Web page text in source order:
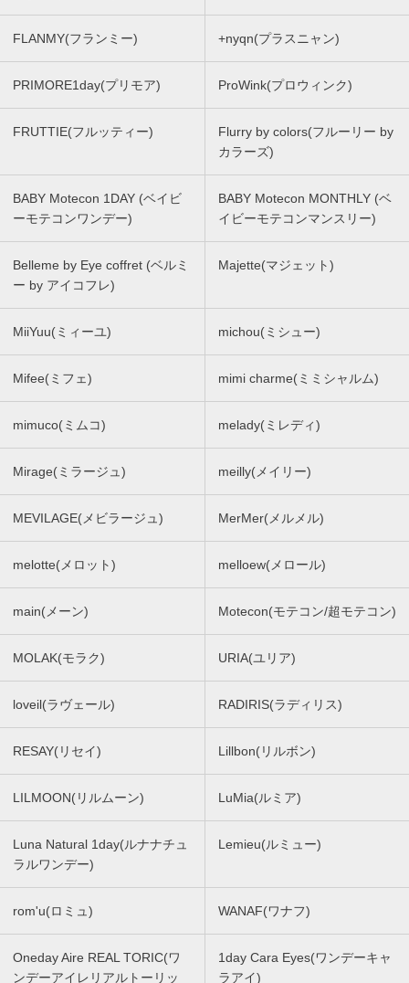
FLANMY(フランミー) +nyqn(プラスニャン)
PRIMORE1day(プリモア) ProWink(プロウィンク)
FRUTTIE(フルッティー)
Flurry by colors(フルーリー by
カラーズ)
BABY Motecon 1DAY (ベイビ
ーモテコンワンデー)
BABY Motecon MONTHLY (ベ
イビーモテコンマンスリー)
Belleme by Eye coffret (ベルミ
ー by アイコフレ)
Majette(マジェット)
MiiYuu(ミィーユ) michou(ミシュー)
Mifee(ミフェ) mimi charme(ミミシャルム)
mimuco(ミムコ) melady(ミレディ)
Mirage(ミラージュ) meilly(メイリー)
MEVILAGE(メビラージュ) MerMer(メルメル)
melotte(メロット) melloew(メロール)
main(メーン) Motecon(モテコン/超モテコン)
MOLAK(モラク) URIA(ユリア)
loveil(ラヴェール) RADIRIS(ラディリス)
RESAY(リセイ) Lillbon(リルボン)
LILMOON(リルムーン) LuMia(ルミア)
Luna Natural 1day(ルナナチュ
ラルワンデー)
Lemieu(ルミュー)
rom'u(ロミュ) WANAF(ワナフ)
Oneday Aire REAL TORIC(ワ
ンデーアイレリアルトーリッ
1day Cara Eyes(ワンデーキャ
ラアイ)